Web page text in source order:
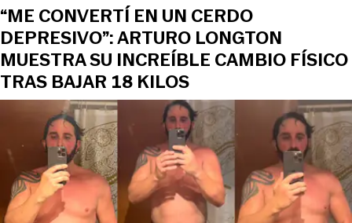
“ME CONVERTÍ EN UN CERDO
DEPRESIVO”: ARTURO LONGTON
MUESTRA SU INCREÍBLE CAMBIO FÍSICO
TRAS BAJAR 18 KILOS